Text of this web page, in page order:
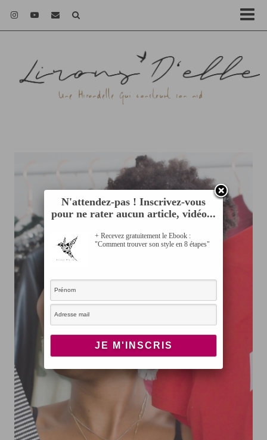
N'attendez-pas ! Inscrivez-vous
pour ne rater aucun article, vidéo...
+ Recevez gratuitement le Ebook :
"Comment trouver son style en 8 étapes"